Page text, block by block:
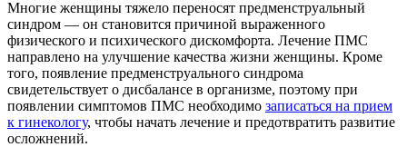
Многие женщины тяжело переносят предменструальный
синдром — он становится причиной выраженного
физического и психического дискомфорта. Лечение ПМС
направлено на улучшение качества жизни женщины. Кроме
того, появление предменструального синдрома
свидетельствует о дисбалансе в организме, поэтому при
появлении симптомов ПМС необходимо записаться на прием
к гинекологу, чтобы начать лечение и предотвратить развитие
осложнений.